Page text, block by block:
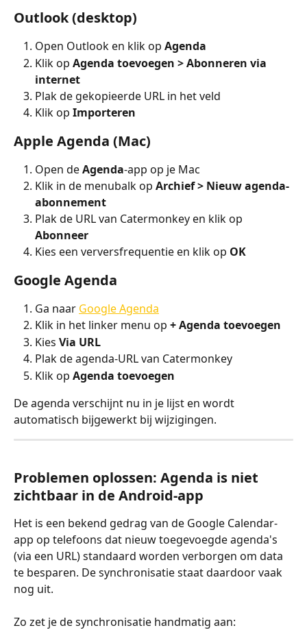
Outlook (desktop)
Open Outlook en klik op Agenda
Klik op Agenda toevoegen > Abonneren via
internet
Plak de gekopieerde URL in het veld
Klik op Importeren
Apple Agenda (Mac)
Open de Agenda-app op je Mac
Klik in de menubalk op Archief > Nieuw agenda-
abonnement
Plak de URL van Catermonkey en klik op
Abonneer
Kies een verversfrequentie en klik op OK
Google Agenda
Ga naar Google Agenda
Klik in het linker menu op + Agenda toevoegen
Kies Via URL
Plak de agenda-URL van Catermonkey
Klik op Agenda toevoegen
De agenda verschijnt nu in je lijst en wordt
automatisch bijgewerkt bij wijzigingen.
Problemen oplossen: Agenda is niet
zichtbaar in de Android-app
Het is een bekend gedrag van de Google Calendar-
app op telefoons dat nieuw toegevoegde agenda's
(via een URL) standaard worden verborgen om data
te besparen. De synchronisatie staat daardoor vaak
nog uit.
Zo zet je de synchronisatie handmatig aan: